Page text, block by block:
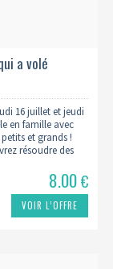
a volé
16 juillet et jeudi
en famille avec
et grands !
résoudre des
8.00€
VOIR L’OFFRE